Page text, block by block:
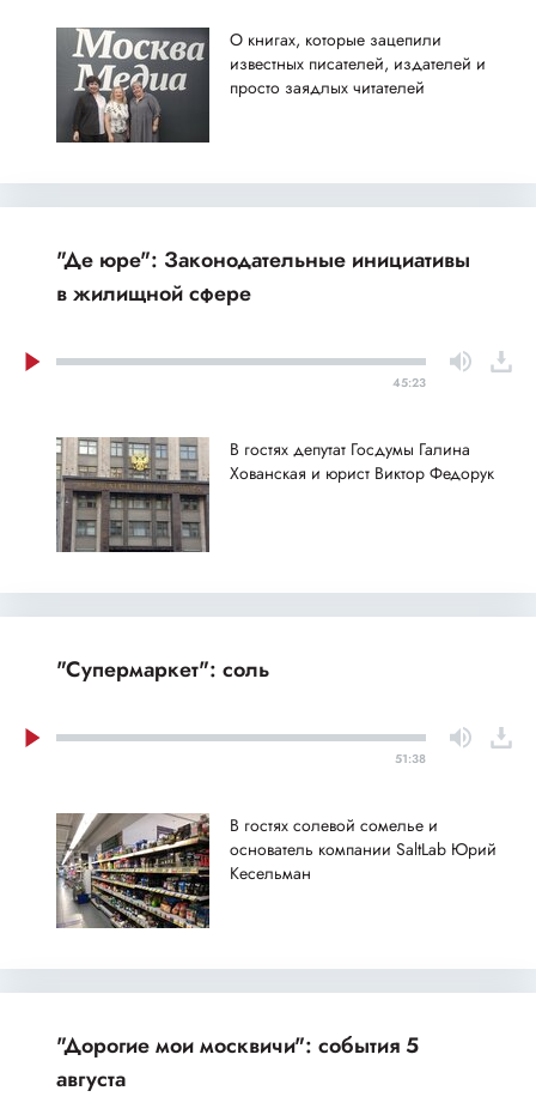
О книгах, которые зацепили
известных писателей, издателей и
просто заядлых читателей
"Де юре": Законодательные инициативы
в жилищной сфере
45:23
В гостях депутат Госдумы Галина
Хованская и юрист Виктор Федорук
"Супермаркет": соль
51:38
В гостях солевой сомелье и
основатель компании SaltLab Юрий
Кесельман
"Дорогие мои москвичи": события 5
августа